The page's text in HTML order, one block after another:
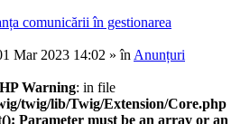
comunicării în gestionarea
Mar 2023 14:02 » în Anunțuri
Warning: in file
twig/lib/Twig/Extension/Core.php
Parameter must be an array or an